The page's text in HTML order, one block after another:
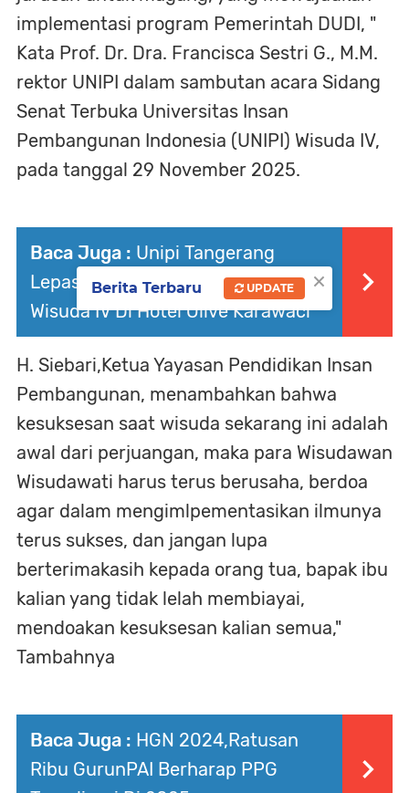
implementasi program Pemerintah DUDI, "
Kata Prof. Dr. Dra. Francisca Sestri G., M.M.
rektor UNIPI dalam sambutan acara Sidang
Senat Terbuka Universitas Insan
Pembangunan Indonesia (UNIPI) Wisuda IV,
pada tanggal 29 November 2025.
Baca Juga : Unipi Tangerang
Lepas 588 Lulusan Pada Acara
Wisuda IV Di Hotel Olive Karawaci
H. Siebari,Ketua Yayasan Pendidikan Insan
Pembangunan, menambahkan bahwa
kesuksesan saat wisuda sekarang ini adalah
awal dari perjuangan, maka para Wisudawan
Wisudawati harus terus berusaha, berdoa
agar dalam mengimlpementasikan ilmunya
terus sukses, dan jangan lupa
berterimakasih kepada orang tua, bapak ibu
kalian yang tidak lelah membiayai,
mendoakan kesuksesan kalian semua,"
Tambahnya
Baca Juga : HGN 2024,Ratusan
Ribu GurunPAI Berharap PPG
×
Berita Terbaru UPDATE